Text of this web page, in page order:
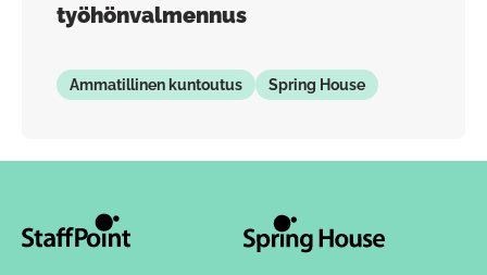
työhönvalmennus
Ammatillinen kuntoutus Spring House